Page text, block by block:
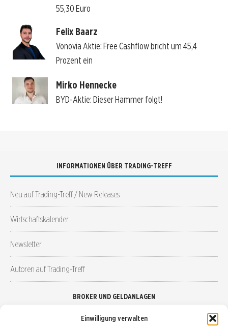
Einwilligung verwalten
55,30 Euro
Felix Baarz
Vonovia Aktie: Free Cashflow bricht um 45,4
Prozent ein
Mirko Hennecke
BYD-Aktie: Dieser Hammer folgt!
INFORMATIONEN ÜBER TRADING-TREFF
Neu auf Trading-Treff / New Releases
Wirtschaftskalender
Newsletter
Autoren auf Trading-Treff
BROKER UND GELDANLAGEN